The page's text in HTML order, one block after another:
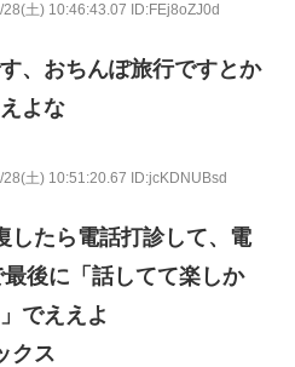
土) 10:46:43.07 ID:FEj8oZJ0d
、おちんぽ旅行ですとか
よな
土) 10:51:20.67 ID:jcKDNUBsd
したら電話打診して、電
後に「話してて楽しか
でええよ
クス